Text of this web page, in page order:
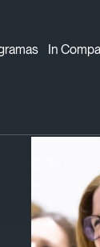
In
› Skylab
2021